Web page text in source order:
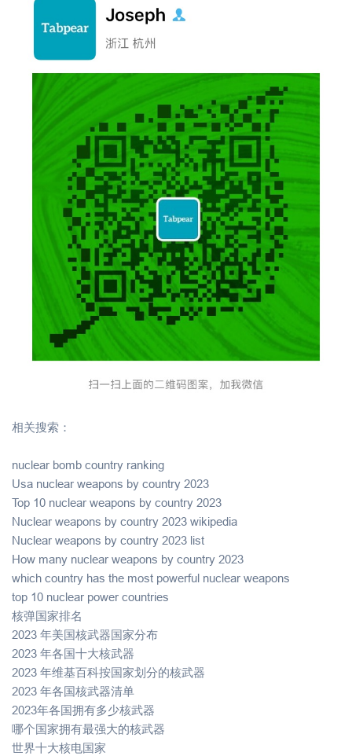
相关搜索：
nuclear bomb country ranking
Usa nuclear weapons by country 2023
Top 10 nuclear weapons by country 2023
Nuclear weapons by country 2023 wikipedia
Nuclear weapons by country 2023 list
How many nuclear weapons by country 2023
which country has the most powerful nuclear weapons
top 10 nuclear power countries
核弹国家排名
2023 年美国核武器国家分布
2023 年各国十大核武器
2023 年维基百科按国家划分的核武器
2023 年各国核武器清单
2023年各国拥有多少核武器
哪个国家拥有最强大的核武器
世界十大核电国家